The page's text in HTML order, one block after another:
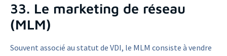
33. Le marketing de réseau
(MLM)
Souvent associé au statut de VDI, le MLM consiste à vendre